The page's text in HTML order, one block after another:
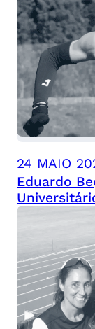
24 MAIO
Eduardo